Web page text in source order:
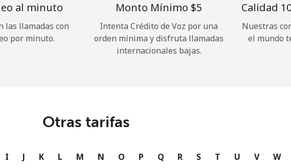
¿Olvidaste tu contraseña? →
Continuar con
al minuto
las llamadas con
por minuto.
Monto Mínimo ⁦$5⁩
Intenta Crédito de Voz por una
orden mínima y disfruta llamadas
internacionales bajas.
Calidad
Nuestras
el mundo
Otras tarifas
I J K L M N O P Q R S T U V W